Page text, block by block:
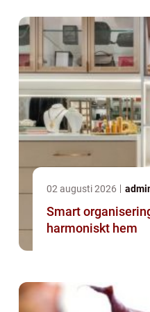
02 augusti 2026
Smart
harmoniskt hem